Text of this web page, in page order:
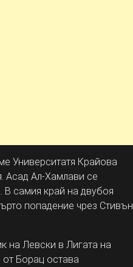
Университатя Крайова
Асад Ал-Хамлави се
В самия край на двубоя
попадение чрез Стивън
на Левски в Лигата на
Борац остава